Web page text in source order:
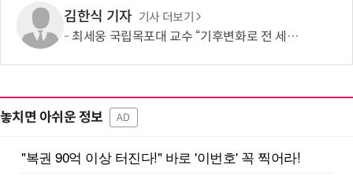
김한식 기자 기사 더보기
최세웅 국립목포대 교수 “기후변화로 전 세계 나비 서식지 빠르게 재편” 국제 공동연구
놓치면 아쉬운 정보 AD